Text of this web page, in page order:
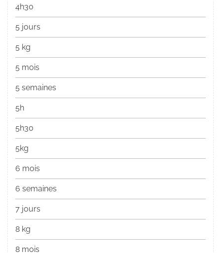
4h30
5 jours
5 kg
5 mois
5 semaines
5h
5h30
5kg
6 mois
6 semaines
7 jours
8 kg
8 mois